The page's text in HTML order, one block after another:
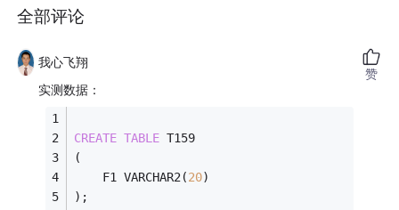
全部评论
我心飞翔
实测数据：
CREATE TABLE T159
(
    F1 VARCHAR2(
20)
);
赞